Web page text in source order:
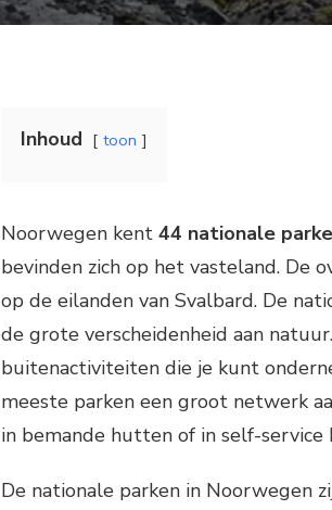
Inhoud toon
Noorwegen kent 44 nationale
bevinden zich op het vasteland. De
op de eilanden van Svalbard. De
de grote verscheidenheid aan
buitenactiviteiten die je kunt
meeste parken een groot netwerk
in bemande hutten of in self-service
De nationale parken in Noorwegen